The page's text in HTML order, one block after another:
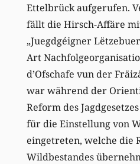
Ettelbrück aufgerufen.
fällt die Hirsch-Affäre
„Juegdgéigner
Art
d’Ofschafe vun der
war während der
Reform des
für die Einstellung von
eingetreten, welche die
Wildbestandes